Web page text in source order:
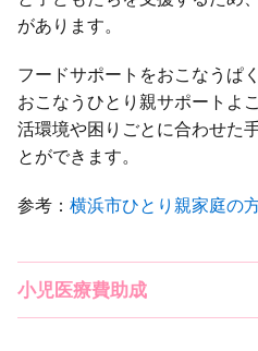
があります。
フードサポートをおこなうぱ
おこなうひとり親サポートよ
活環境や困りごとに合わせた
とができます。
参考：横浜市ひとり親家庭の
小児医療費助成